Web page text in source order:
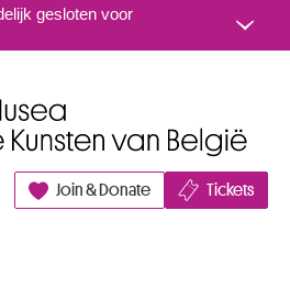
Naar inhoud
gesloten voor
Join & Donate Tickets